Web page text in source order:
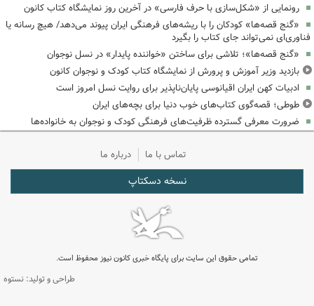
رونمایی از «شکل‌سازی با حرف فارسی» در آخرین روز نمایشگاه کتاب کانون
«گنج قصه‌ها» کودکان را با ریشه‌های فرهنگی ایران پیوند می‌دهد/ هیچ رسانه یا
فناوری‌ای نمی‌تواند جای کتاب را بگیرد
«گنج قصه‌ها»؛ تلاشی برای ساختن «خواننده پایدار» در نسل نوجوان
بازدید وزیر آموزش و پرورش از نمایشگاه کتاب کودک و نوجوان کانون
ادبیات کهن ایران اقیانوسی پایان‌ناپذیر برای روایت نسل امروز است
طوطی؛ قصه‌گوی کتاب‌های خوب دنیا برای بچه‌های ایران
ضرورت معرفی گسترده ظرفیت‌های فرهنگی کودک و نوجوان به خانواده‌ها
تماس با ما درباره ما
نسخه دسکتاپ
تمامی حقوق این سایت برای پایگاه خبری کانون نیوز محفوظ است.
طراحی و تولید: نستوه